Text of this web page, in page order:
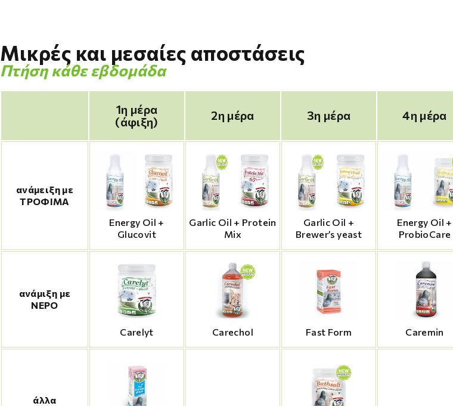
Μικρές και μεσαίες αποστάσεις
Πτήση κάθε εβδομάδα
1η μέρα
(άφιξη)
2η μέρα 3η μέρα 4η μέρα
ανάμειξη με
ΤΡΟΦΙΜΑ
Energy Oil +
Glucovit
Garlic Oil + Protein
Mix
Garlic Oil +
Brewer’s yeast
Energy Oil +
ProbioCare
ανάμιξη με
ΝΕΡΟ
Carelyt Carechol Fast Form Caremin
άλλα